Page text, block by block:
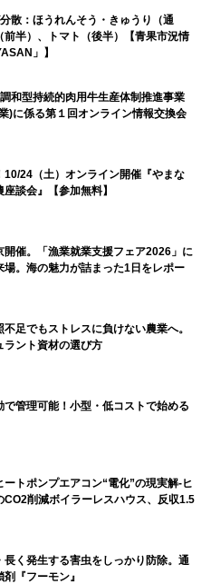
散：ほうれんそう・きゅうり（通
前半）、トマト（後半）【青果市況情
」】
和型持続的肉用牛生産体制推進事業
)に係る第１回オンライン情報交換会
10/24（土）オンライン開催『やまな
談会』【参加無料】
開催。「漁業就業支援フェア2026」に
場。海の魅力が詰まった1日をレポー
足でもストレスに負けない農業へ。
ラント資材の選び方
で管理可能！小型・低コストで始める
ートポンプエアコン“電化”の現実解-ヒ
CO2削減ボイラーレスハウス、反収1.5
長く発生する害虫をしっかり防除。通
『フーモン』